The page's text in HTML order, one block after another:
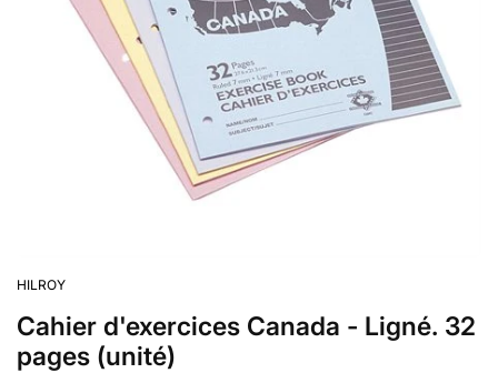
HILROY
Cahier d'exercices Canada - Ligné. 32
pages (unité)